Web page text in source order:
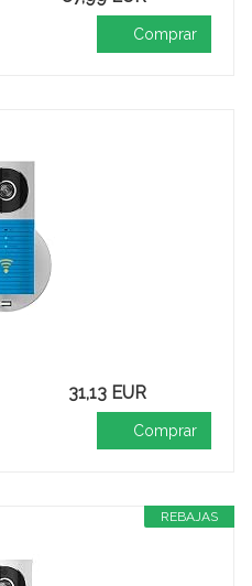
Comprar
31,13 EUR
Comprar
REBAJAS